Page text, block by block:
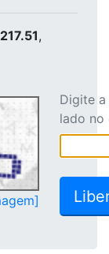
,
Digite
lado no